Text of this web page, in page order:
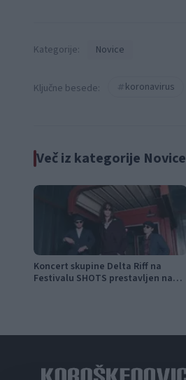
Kategorije: Novice
Ključne besede: koronavirus
Več iz kategorije Novice
Koncert skupine Delta Riff na
Festivalu SHOTS prestavljen na